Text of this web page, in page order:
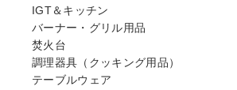
IGT＆キッチン
バーナー・グリル用品
焚火台
調理器具（クッキング用品）
テーブルウェア